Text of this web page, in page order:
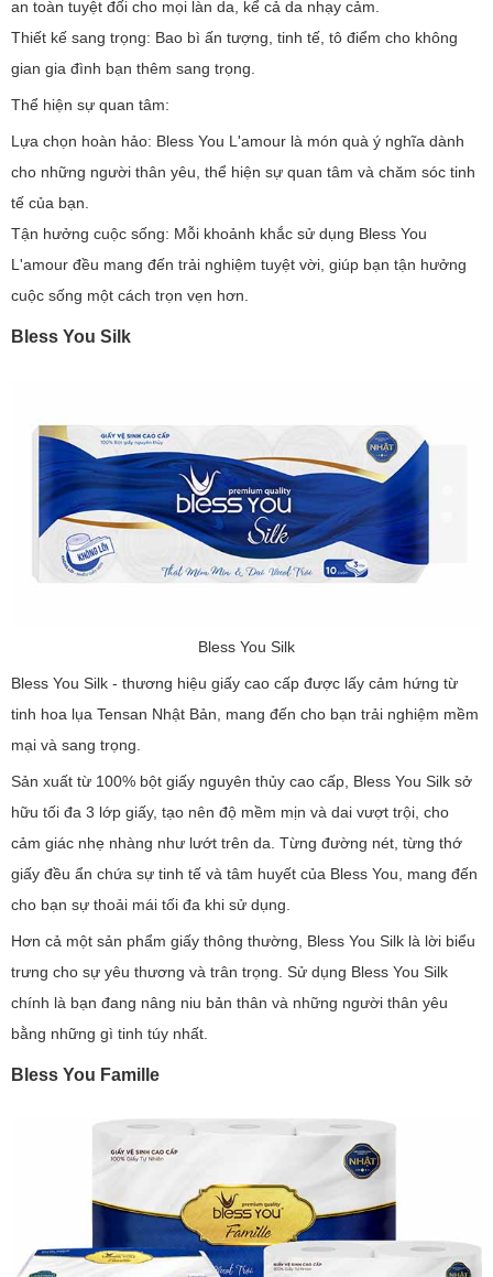
an toàn tuyệt đối cho mọi làn da, kể cả da nhạy cảm.
Thiết kế sang trọng: Bao bì ấn tượng, tinh tế, tô điểm cho không
gian gia đình bạn thêm sang trọng.
Thể hiện sự quan tâm:
Lựa chọn hoàn hảo: Bless You L'amour là món quà ý nghĩa dành
cho những người thân yêu, thể hiện sự quan tâm và chăm sóc tinh
tế của bạn.
Tận hưởng cuộc sống: Mỗi khoảnh khắc sử dụng Bless You
L'amour đều mang đến trải nghiệm tuyệt vời, giúp bạn tận hưởng
cuộc sống một cách trọn vẹn hơn.
Bless You Silk
Bless You Silk
Bless You Silk - thương hiệu giấy cao cấp được lấy cảm hứng từ
tinh hoa lụa Tensan Nhật Bản, mang đến cho bạn trải nghiệm mềm
mại và sang trọng.
Sản xuất từ 100% bột giấy nguyên thủy cao cấp, Bless You Silk sở
hữu tối đa 3 lớp giấy, tạo nên độ mềm mịn và dai vượt trội, cho
cảm giác nhẹ nhàng như lướt trên da. Từng đường nét, từng thớ
giấy đều ẩn chứa sự tinh tế và tâm huyết của Bless You, mang đến
cho bạn sự thoải mái tối đa khi sử dụng.
Hơn cả một sản phẩm giấy thông thường, Bless You Silk là lời biểu
trưng cho sự yêu thương và trân trọng. Sử dụng Bless You Silk
chính là bạn đang nâng niu bản thân và những người thân yêu
bằng những gì tinh túy nhất.
Bless You Famille